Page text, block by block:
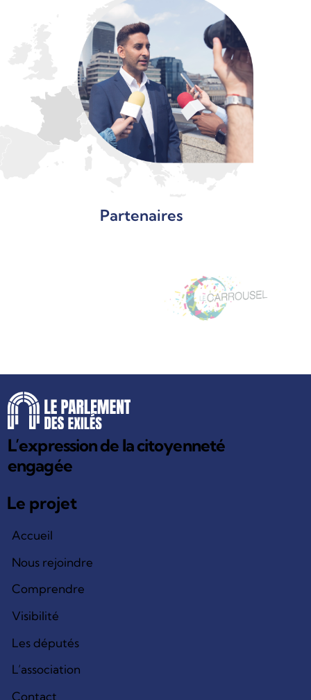
Partenaires
L’expression de la citoyenneté
engagée
Le projet
Accueil
Nous rejoindre
Comprendre
Visibilité
Les députés
L’association
Contact